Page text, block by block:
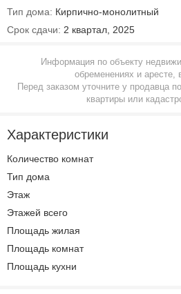
Тип дома: Кирпично-монолитный
Срок сдачи: 2 квартал, 2025
Информация по объекту
обременениях и аресте,
Перед заказом уточните у продавца
квартиры или
Характеристики
Количество комнат
Тип дома
Этаж
Этажей всего
Площадь жилая
Площадь комнат
Площадь кухни